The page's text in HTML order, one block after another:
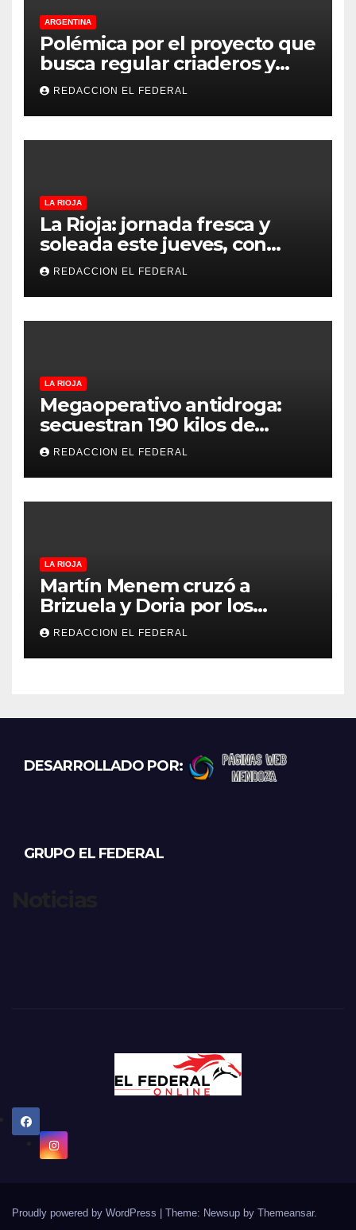
ARGENTINA
Polémica por el proyecto que
busca regular criaderos y
refugios de perros y gatos:
denuncian excesos, mientras
proteccionistas reclaman
controles más duros
REDACCION EL FEDERAL
LA RIOJA
La Rioja: jornada fresca y
soleada este jueves, con
temperaturas estables para
el viernes
REDACCION EL FEDERAL
LA RIOJA
Megaoperativo antidroga:
secuestran 190 kilos de
marihuana que tenían como
destino La Rioja y Catamarca
REDACCION EL FEDERAL
LA RIOJA
Martín Menem cruzó a
Brizuela y Doria por los
incendios en Guanchín:
“Miente descaradamente”
REDACCION EL FEDERAL
DESARROLLADO POR:
GRUPO EL FEDERAL
Proudly powered by WordPress Theme: Newsup by Themeansar.